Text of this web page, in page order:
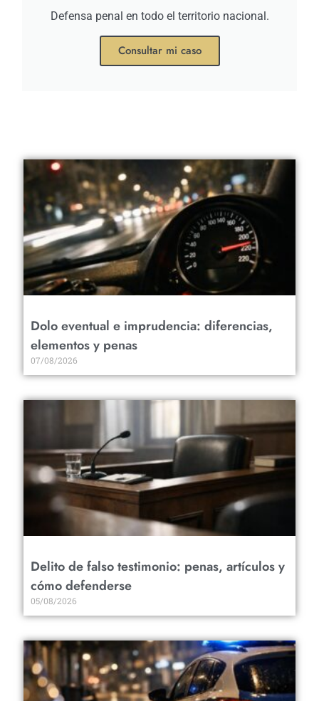
Defensa penal en todo el territorio nacional.
Consultar mi caso
Dolo eventual e imprudencia: diferencias,
elementos y penas
07/08/2026
Delito de falso testimonio: penas, artículos y
cómo defenderse
05/08/2026